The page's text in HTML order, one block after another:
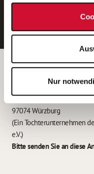
Nur
E-
Betreiber der
Garitz
Kantstraße 45a
97074 Würzburg
(Ein Tochterunternehmen
e.V.)
Bitte senden Sie an diese